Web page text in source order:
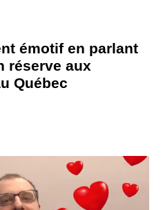
émotif en parlant
réserve aux
Québec